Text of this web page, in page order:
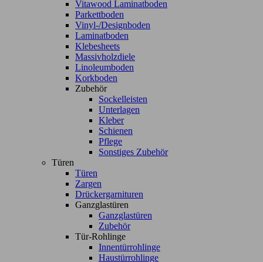
Vitawood Laminatboden
Parkettboden
Vinyl-/Designboden
Laminatboden
Klebesheets
Massivholzdiele
Linoleumboden
Korkboden
Zubehör
Sockelleisten
Unterlagen
Kleber
Schienen
Pflege
Sonstiges Zubehör
Türen
Türen
Zargen
Drückergarnituren
Ganzglastüren
Ganzglastüren
Zubehör
Tür-Rohlinge
Innentürrohlinge
Haustürrohlinge